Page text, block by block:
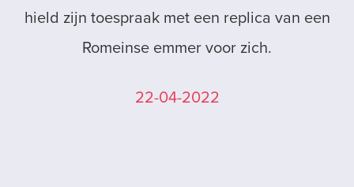
hield zijn toespraak met een replica van een
Romeinse emmer voor zich.
22-04-2022